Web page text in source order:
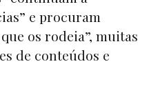
e procuram
os rodeia”, muitas
de conteúdos e